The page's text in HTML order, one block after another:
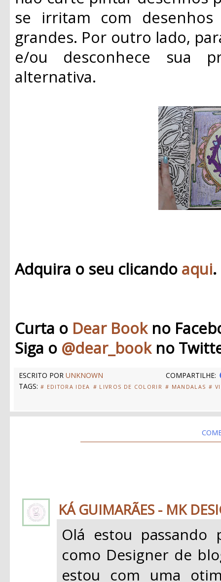
se irritam com
grandes. Por outro lado,
e/ou desconhece sua
alternativa.
Adquira o seu clicando aqui.
Curta o Dear Book no
Siga o @dear_bookno
ESCRITO POR UNKNOWN
COMPARTILHE:
TAGS: # EDITORA IDEA # LIVROS DE COLORIR # MANDALAS #
KÁ GUIMARÃES - MK
Olá estou
como Designer de
estou com uma